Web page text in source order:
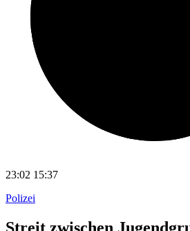
23:02 15:37
Polizei